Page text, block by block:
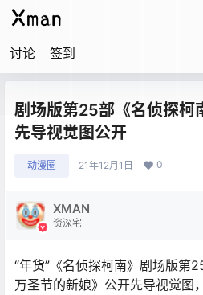
讨论 签到
剧场版第25部《名侦探柯
先导视觉图公开
动漫圈 21年12月1日 0
XMAN
资深宅
“年货”《名侦探柯南》剧场版第
万圣节的新娘》公开先导视觉图